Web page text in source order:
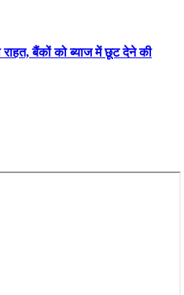
बैंकों को ब्याज में छूट देने की